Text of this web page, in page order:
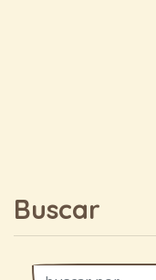
Buscar